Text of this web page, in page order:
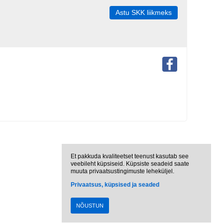
Et pakkuda kvaliteetset teenust kasutab see
veebileht küpsiseid. Küpsiste seadeid saate
muuta privaatsustingimuste leheküljel.
Privaatsus, küpsised ja seaded
NÕUSTUN
Astu SKK liikmeks